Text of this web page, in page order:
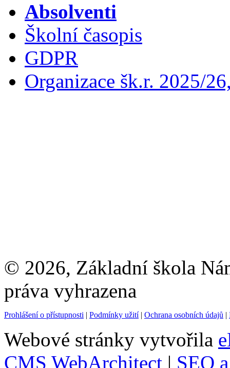
Absolventi
Školní časopis
GDPR
Organizace šk.r. 2025/
© 2026, Základní škola
práva vyhrazena
Prohlášení o přístupnosti | Podmínky užití| Ochrana osobních údajů |
Webové stránky vytvořila
CMS WebArchitect | SEO